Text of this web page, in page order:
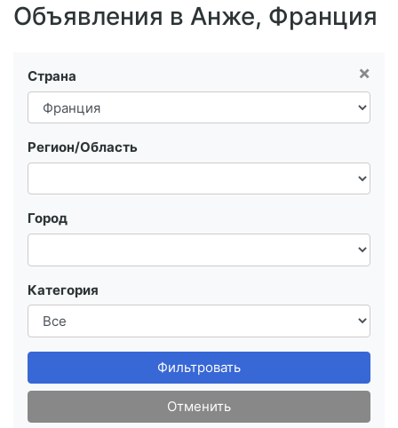
Объявления в Анже, Франция
×
Страна
Регион/Область
Город
Категория
Фильтровать
Отменить